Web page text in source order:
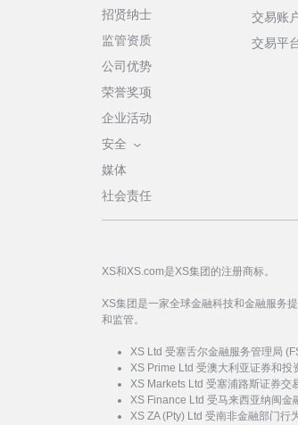
招贤纳士
监管资质
公司优势
荣誉奖项
企业活动
安全
媒体
社会责任
交易账
交易平
XS和XS.com是XS集团的注册商标。
XS集团是一家全球金融科技和金融服务
和监管。
XS Ltd 受塞舌尔金融服务管理局
XS Prime Ltd 受澳大利亚证券和
XS Markets Ltd 受塞浦路斯证券交
XS Finance Ltd 受马来西亚纳闽金
XS ZA (Pty) Ltd 受南非金融部门行